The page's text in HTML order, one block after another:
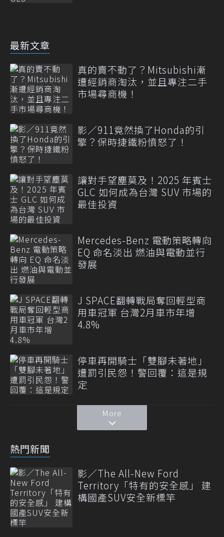
最新文章
真的賣不動了？Mitsubishi漸
遭經銷商淘汰，並且專注二手
市場尋商機！
影／911竟然換了Honda的引
擎？保時捷鐵粉憤怒了！
讓對手望塵莫及！2025 年賓士
GLC 如何成為台灣 SUV 市場的
最佳投資
Mercedes-Benz 電動策略轉向
EQ 命名淡出 燃油與電動並行
發展
J SPACE翻轉戰局奪回輕型商
用車冠軍 台灣2月車市年增
4.8%
停車再開騎士「雙腳未著地」
遭罰引民怨！警回覆：這是規
定
More
熱門新聞
影／The All-New Ford
Territory「特有的安全感」 建
構國產SUV安全新標竿